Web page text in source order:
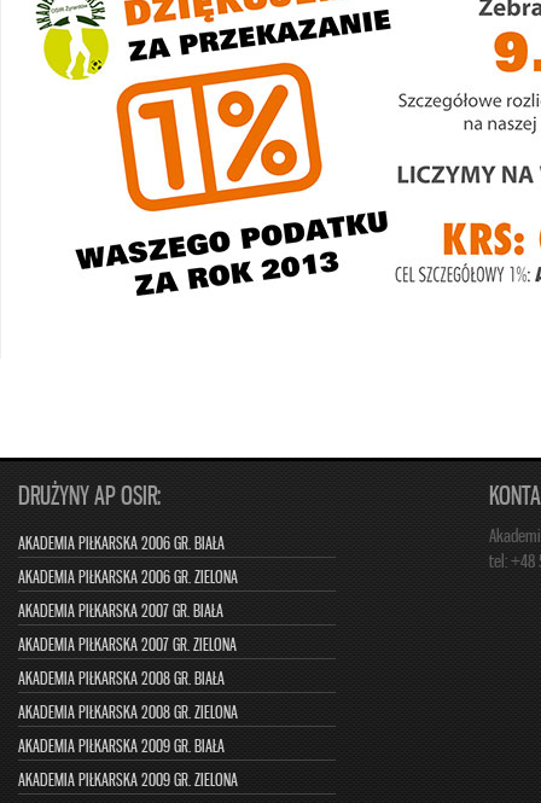
DRUŻYNY AP OSIR:
AKADEMIA PIŁKARSKA 2006 GR. BIAŁA
AKADEMIA PIŁKARSKA 2006 GR. ZIELONA
AKADEMIA PIŁKARSKA 2007 GR. BIAŁA
AKADEMIA PIŁKARSKA 2007 GR. ZIELONA
AKADEMIA PIŁKARSKA 2008 GR. BIAŁA
AKADEMIA PIŁKARSKA 2008 GR. ZIELONA
AKADEMIA PIŁKARSKA 2009 GR. BIAŁA
AKADEMIA PIŁKARSKA 2009 GR. ZIELONA
tel: +48